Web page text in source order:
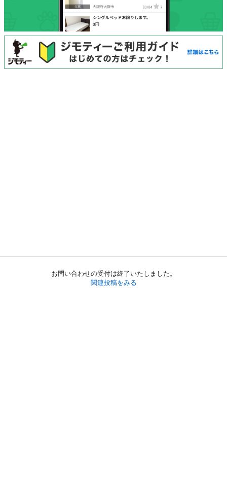
お問い合わせの受付は終了いたしました。
関連投稿をみる